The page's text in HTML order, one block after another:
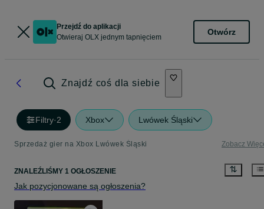
Przejdź do aplikacji
Otwieraj OLX jednym tapnięciem
Otwórz
Znajdź coś dla siebie
Filtry·2 Xbox Lwówek Śląski
Sprzedaż gier na Xbox Lwówek Śląski Zobacz
ZNALEŹLIŚMY 1 OGŁOSZENIE
Jak pozycjonowane są ogłoszenia?